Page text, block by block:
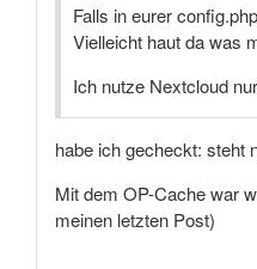
Falls in eurer
Vielleicht haut da was
Ich nutze Nextcloud
habe ich gecheckt: steht
Mit dem OP-Cache war
meinen letzten Post)